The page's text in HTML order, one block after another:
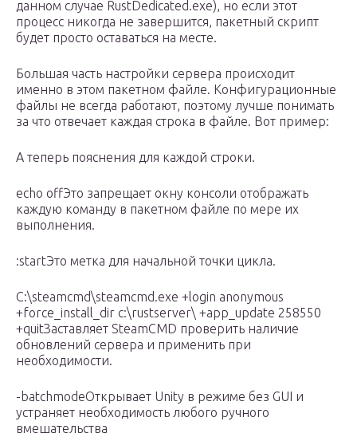
данном случае RustDedicated.exe), но если этот
процесс никогда не завершится, пакетный скрипт
будет просто оставаться на месте.
Большая часть настройки сервера происходит
именно в этом пакетном файле. Конфигурационные
файлы не всегда работают, поэтому лучше понимать
за что отвечает каждая строка в файле. Вот пример:
А теперь пояснения для каждой строки.
echo offЭто запрещает окну консоли отображать
каждую команду в пакетном файле по мере их
выполнения.
:startЭто метка для начальной точки цикла.
C:\steamcmd\steamcmd.exe +login anonymous
+force_install_dir c:\rustserver\ +app_update 258550
+quitЗаставляет SteamCMD проверить наличие
обновлений сервера и применить при
необходимости.
-batchmodeОткрывает Unity в режиме без GUI и
устраняет необходимость любого ручного
вмешательства